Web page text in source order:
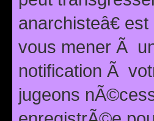
anarchisteâ€
vous mener Ã
notification Ã
jugeons